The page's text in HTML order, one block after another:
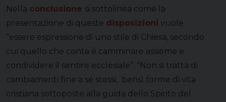
Nella conclusione si sottolinea come la
presentazione di queste disposizioni vuole
“essere espressione di uno stile di Chiesa, secondo
cui quello che conta è camminare assieme e
condividere il sentire ecclesiale”. “Non si tratta di
cambiamenti fine a sé stessi, bensì forme di vita
cristiana sottoposte alla guida dello Spirito del